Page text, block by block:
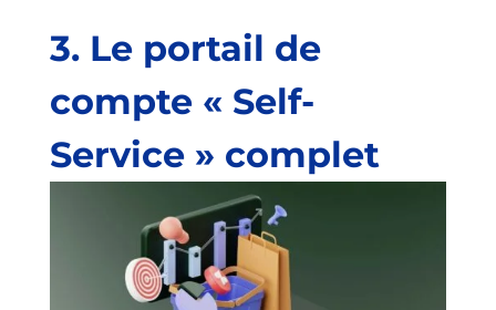
3. Le portail de
compte « Self-
Service » complet